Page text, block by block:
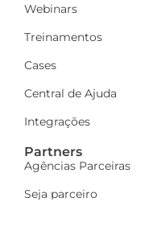
Webinars
Treinamentos
Cases
Central de Ajuda
Integrações
Partners
Agências Parceiras
Seja parceiro